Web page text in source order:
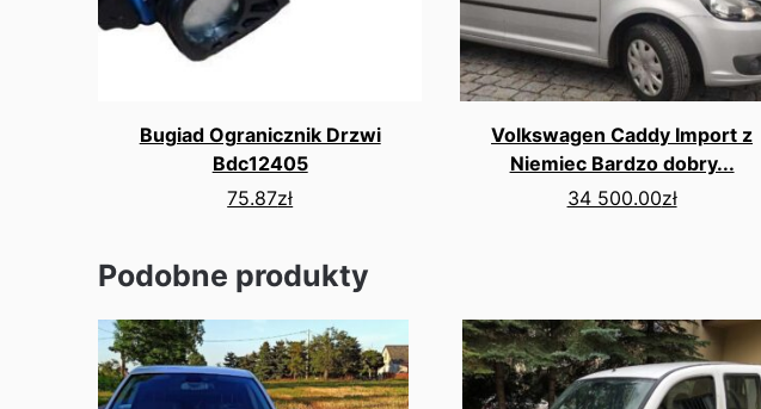
Bugiad Ogranicznik Drzwi
Bdc12405
75.87zł
Volkswagen Caddy Import z
Niemiec Bardzo dobry...
34 500.00zł
Podobne produkty